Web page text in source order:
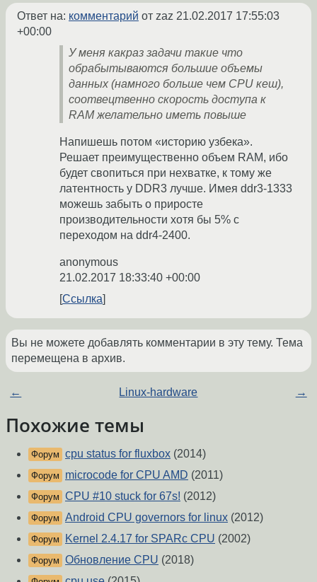
Ответ на: комментарий от zaz 21.02.2017 17:55:03
+00:00
У меня какраз задачи такие что
обрабытываются большие объемы
данных (намного больше чем CPU кеш),
соотвецтвенно скорость доступа к
RAM желательно иметь повыше
Напишешь потом «историю узбека».
Решает преимущественно объем RAM, ибо
будет свопиться при нехватке, к тому же
латентность у DDR3 лучше. Имея ddr3-1333
можешь забыть о приросте
производительности хотя бы 5% с
переходом на ddr4-2400.
anonymous
21.02.2017 18:33:40 +00:00
Ссылка
Вы не можете добавлять комментарии в эту тему. Тема
перемещена в архив.
← Linux-hardware →
Похожие темы
Форум cpu status for fluxbox (2014)
Форум microcode for CPU AMD (2011)
Форум CPU #10 stuck for 67s! (2012)
Форум Android CPU governors for linux (2012)
Форум Kernel 2.4.17 for SPARc CPU (2002)
Форум Обновление CPU (2018)